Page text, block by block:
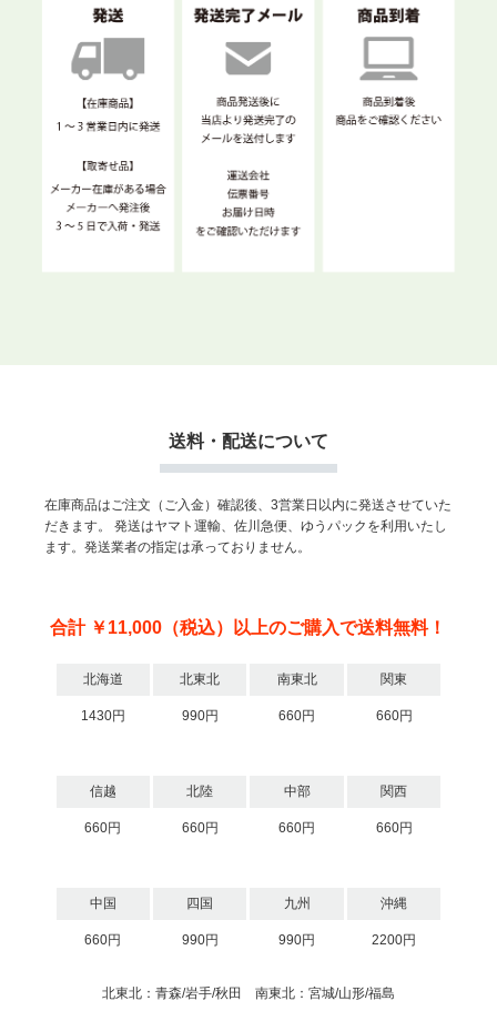
送料・配送について
在庫商品はご注文（ご入金）確認後、3営業日以内に発送させていた
だきます。
発送はヤマト運輸、佐川急便、ゆうパックを利用いたし
ます。発送業者の指定は承っておりません。
合計 ￥11,000（税込）以上のご購入で送料無料！
北海道 北東北 南東北 関東
1430円 990円 660円 660円
信越 北陸 中部 関西
660円 660円 660円 660円
中国 四国 九州 沖縄
660円 990円 990円 2200円
北東北：青森/岩手/秋田 南東北：宮城/山形/福島